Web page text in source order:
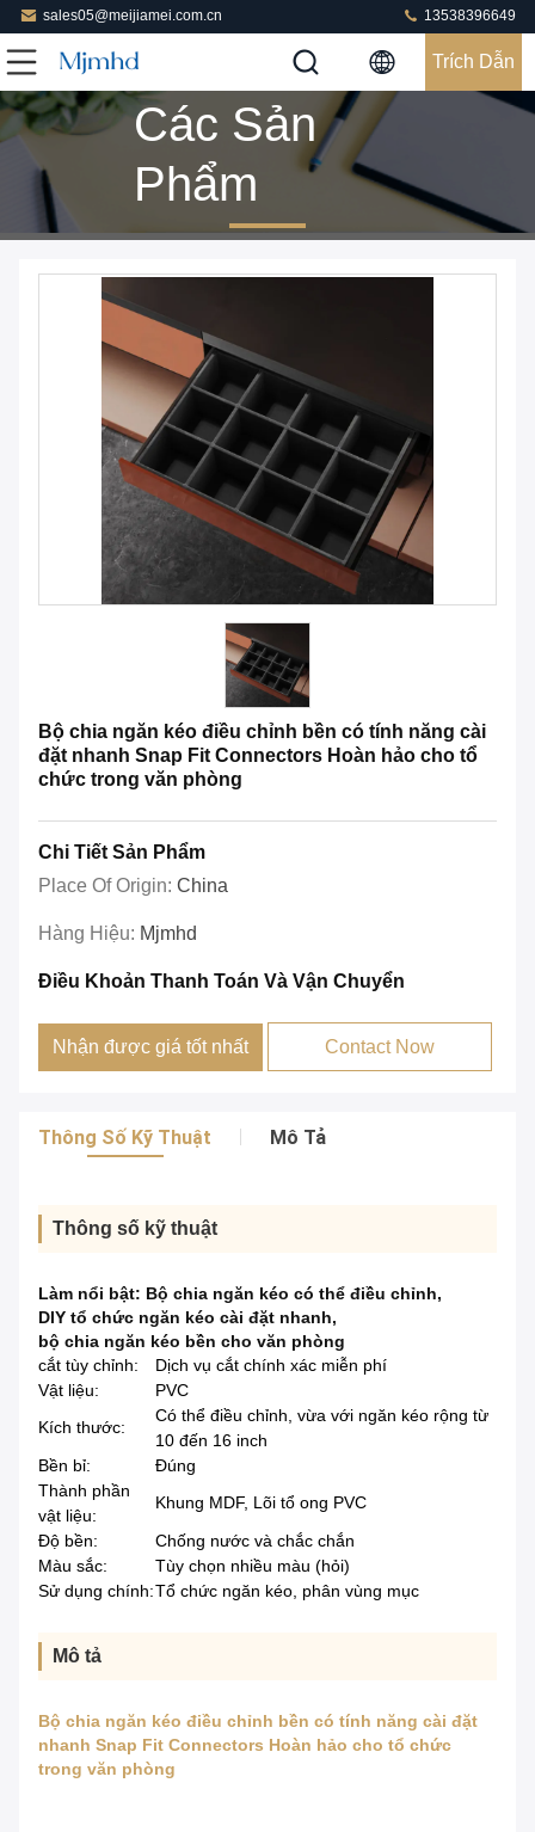
sales05@meijiamei.com.cn 13538396649
Trích Dẫn
Các Sản
Phẩm
Bộ chia ngăn kéo điều chỉnh bền có tính năng cài
đặt nhanh Snap Fit Connectors Hoàn hảo cho tổ
chức trong văn phòng
Chi Tiết Sản Phẩm
Place Of Origin: China
Hàng Hiệu: Mjmhd
Điều Khoản Thanh Toán Và Vận Chuyển
Nhận được giá tốt nhất Contact Now
Thông Số Kỹ Thuật Mô Tả
Thông số kỹ thuật
Làm nổi bật: Bộ chia ngăn kéo có thể điều chỉnh,
DIY tổ chức ngăn kéo cài đặt nhanh,
bộ chia ngăn kéo bền cho văn phòng
cắt tùy chỉnh:
Dịch vụ cắt chính xác miễn phí
Vật liệu:
PVC
Kích thước:
Có thể điều chỉnh, vừa với ngăn kéo rộng từ
10 đến 16 inch
Bền bỉ:
Đúng
Thành phần
vật liệu:
Khung MDF, Lõi tổ ong PVC
Độ bền:
Chống nước và chắc chắn
Màu sắc:
Tùy chọn nhiều màu (hỏi)
Sử dụng chính:Tổ chức ngăn kéo, phân vùng mục
Mô tả
Bộ chia ngăn kéo điều chỉnh bền có tính năng cài đặt
nhanh Snap Fit Connectors Hoàn hảo cho tổ chức
trong văn phòng